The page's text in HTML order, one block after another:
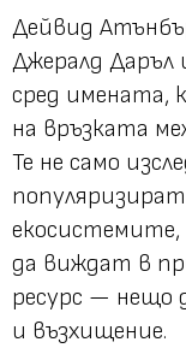
Дейвид
Джералд Даръл
сред имената,
на връзката
Те не само
екосистемите,
да виждат в
ресурс — нещо
и възхищение.